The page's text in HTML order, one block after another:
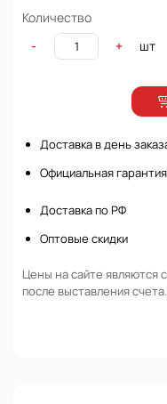
Количество
-
+ шт
Доставка в день
Официальная гарантия
Доставка по РФ
Оптовые скидки
Цены на сайте являются
после выставления счета.